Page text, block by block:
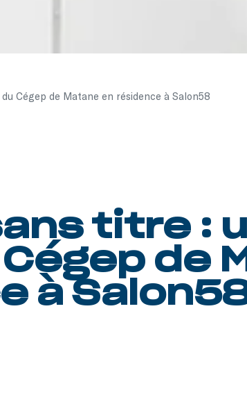
Cégep de Matane en résidence à Salon58
titre :
de
à